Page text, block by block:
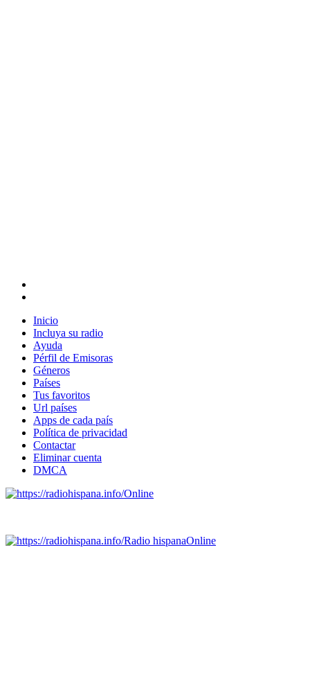
Inicio
Incluya su radio
Ayuda
Pérfil de Emisoras
Géneros
Países
Tus favoritos
Url países
Apps de cada país
Política de privacidad
Contactar
Eliminar cuenta
DMCA
Online
Radio hispanaOnline